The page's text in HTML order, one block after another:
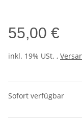
55,00 €
inkl. 19% USt. ,
Sofort verfügbar